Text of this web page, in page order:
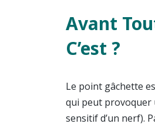
Avant
C’est ?
Le point gâchette
qui peut provoquer
sensitif d’un nerf).